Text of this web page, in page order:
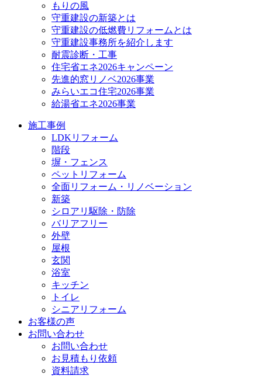
もりの風
守重建設の新築とは
守重建設の低燃費リフォームとは
守重建設事務所を紹介します
耐震診断・工事
住宅省エネ2026キャンペーン
先進的窓リノベ2026事業
みらいエコ住宅2026事業
給湯省エネ2026事業
施工事例
LDKリフォーム
階段
塀・フェンス
ペットリフォーム
全面リフォーム・リノベーション
新築
シロアリ駆除・防除
バリアフリー
外壁
屋根
玄関
浴室
キッチン
トイレ
シニアリフォーム
お客様の声
お問い合わせ
お問い合わせ
お見積もり依頼
資料請求